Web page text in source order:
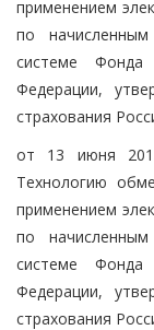
применением
по
системе Фонда
Федерации,
страхования
от 13 июня
Технологию
применением
по
системе Фонда
Федерации,
страхования